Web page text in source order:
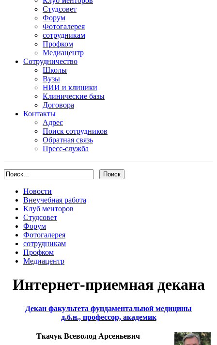
Студсовет
Форум
Фотогалерея
сотрудникам
Профком
Медиацентр
Сотрудничество
Школы
Вузы
НИИ и клиники
Клинические базы
Договора
Контакты
Адрес
Поиск сотрудников
Обратная связь
Пресс-служба
Новости
Внеучебная работа
Клуб менторов
Студсовет
Форум
Фотогалерея
сотрудникам
Профком
Медиацентр
Интернет-приемная декана
Декан факультета фундаментальной медицины
д.б.н., профессор, академик
Ткачук Всеволод Арсеньевич